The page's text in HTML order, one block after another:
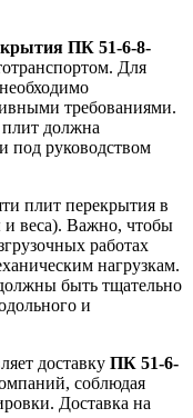
ПК 51-6-8-
Для
требованиями.
плит должна
под руководством
плит перекрытия в
и веса). Важно, чтобы
работах
нагрузкам.
быть тщательно
и
доставку ПК 51-6-
соблюдая
Доставка на